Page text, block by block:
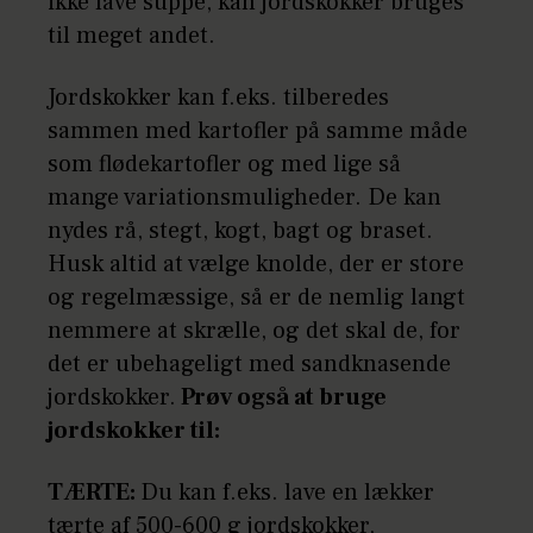
til meget andet.
Jordskokker kan f.eks. tilberedes
sammen med kartofler på samme måde
som flødekartofler og med lige så
mange variationsmuligheder. De kan
nydes rå, stegt, kogt, bagt og braset.
Husk altid at vælge knolde, der er store
og regelmæssige, så er de nemlig langt
nemmere at skrælle, og det skal de, for
det er ubehageligt med sandknasende
jordskokker. Prøv også at bruge
jordskokker til:
TÆRTE: Du kan f.eks. lave en lækker
tærte af 500-600 g jordskokker,